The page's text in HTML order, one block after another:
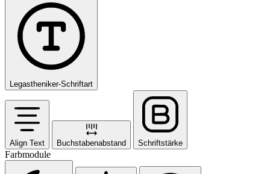
Legastheniker-Schriftart
Align Text Buchstabenabstand Schriftstärke
Farbmodule